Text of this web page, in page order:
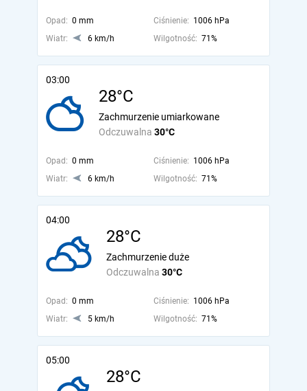
Opad: 0 mm Ciśnienie: 1006 hPa
Wiatr:
6 km/h Wilgotność: 71%
03:00
28°C
Odczuwalna 30°C
Zachmurzenie umiarkowane
Opad: 0 mm Ciśnienie: 1006 hPa
Wiatr:
6 km/h Wilgotność: 71%
04:00
28°C
Odczuwalna 30°C
Zachmurzenie duże
Opad: 0 mm Ciśnienie: 1006 hPa
Wiatr:
5 km/h Wilgotność: 71%
05:00
28°C